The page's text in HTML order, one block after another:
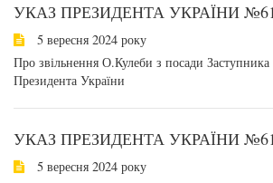
УКАЗ ПРЕЗИДЕНТА УКРАЇНИ
5 вересня 2024 року
Про звільнення О.Кулеби з посади
Президента України
УКАЗ ПРЕЗИДЕНТА УКРАЇНИ
5 вересня 2024 року